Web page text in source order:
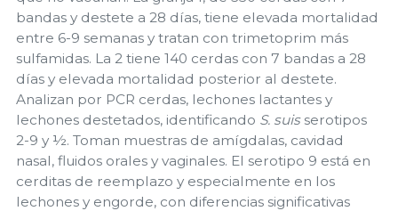
bandas y destete a 28 días, tiene elevada mortalidad
entre 6-9 semanas y tratan con trimetoprim más
sulfamidas. La 2 tiene 140 cerdas con 7 bandas a 28
días y elevada mortalidad posterior al destete.
Analizan por PCR cerdas, lechones lactantes y
lechones destetados, identificando S. suisserotipos
2-9 y ½. Toman muestras de amígdalas, cavidad
nasal, fluidos orales y vaginales. El serotipo 9 está en
cerditas de reemplazo y especialmente en los
lechones y engorde, con diferencias significativas